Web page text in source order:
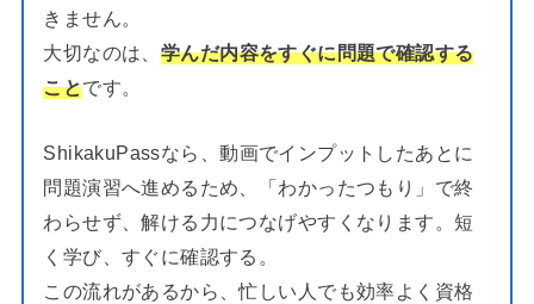
きません。
大切なのは、 学んだ内容をすぐに問題で確認する
ことです。
ShikakuPassなら、動画でインプットしたあとに
問題演習へ進めるため、「わかったつもり」で終
わらせず、解ける力につなげやすくなります。短
く学び、すぐに確認する。
この流れがあるから、忙しい人でも効率よく資格